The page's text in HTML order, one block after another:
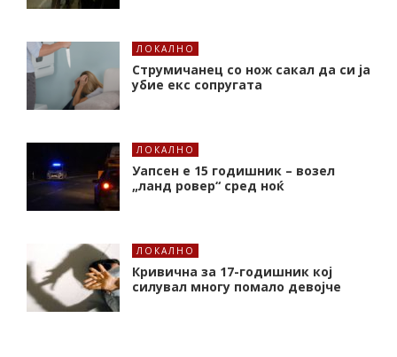
ЛОКАЛНО
Струмичанец со нож сакал да си ја
убие екс сопругата
ЛОКАЛНО
Уапсен е 15 годишник – возел
„ланд ровер“ сред ноќ
ЛОКАЛНО
Кривична за 17-годишник кој
силувал многу помало девојче